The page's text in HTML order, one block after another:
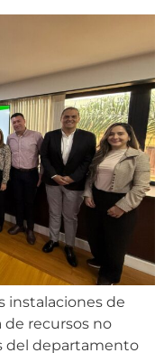
instalaciones de
de recursos no
del departamento